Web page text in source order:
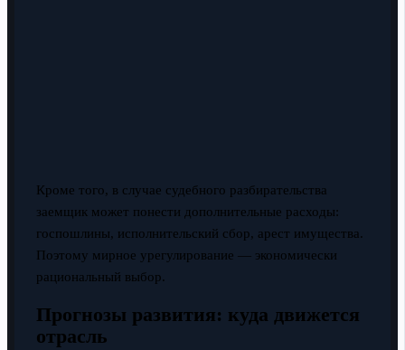
Кроме того, в случае судебного разбирательства
заемщик может понести дополнительные расходы:
госпошлины, исполнительский сбор, арест имущества.
Поэтому мирное урегулирование — экономически
рациональный выбор.
Прогнозы развития: куда движется
отрасль